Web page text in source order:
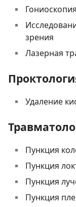
Гониоскопия
зрения
Лазерная
Удаление
Пункция
Пункция
Пункция
Пункция